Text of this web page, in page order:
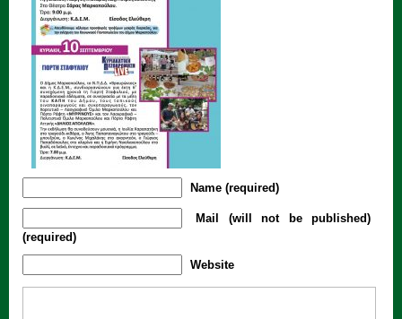
Name (required)
Mail (will not be published)
(required)
Website